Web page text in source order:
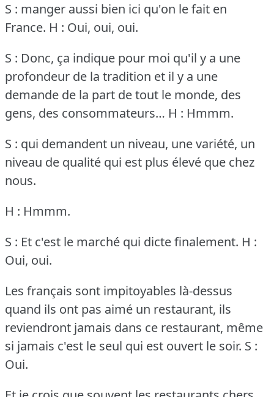
S : manger aussi bien ici qu'on le fait en
France. H : Oui, oui, oui.
S : Donc, ça indique pour moi qu'il y a une
profondeur de la tradition et il y a une
demande de la part de tout le monde, des
gens, des consommateurs… H : Hmmm.
S : qui demandent un niveau, une variété, un
niveau de qualité qui est plus élevé que chez
nous.
H : Hmmm.
S : Et c'est le marché qui dicte finalement. H :
Oui, oui.
Les français sont impitoyables là-dessus
quand ils ont pas aimé un restaurant, ils
reviendront jamais dans ce restaurant, même
si jamais c'est le seul qui est ouvert le soir. S :
Oui.